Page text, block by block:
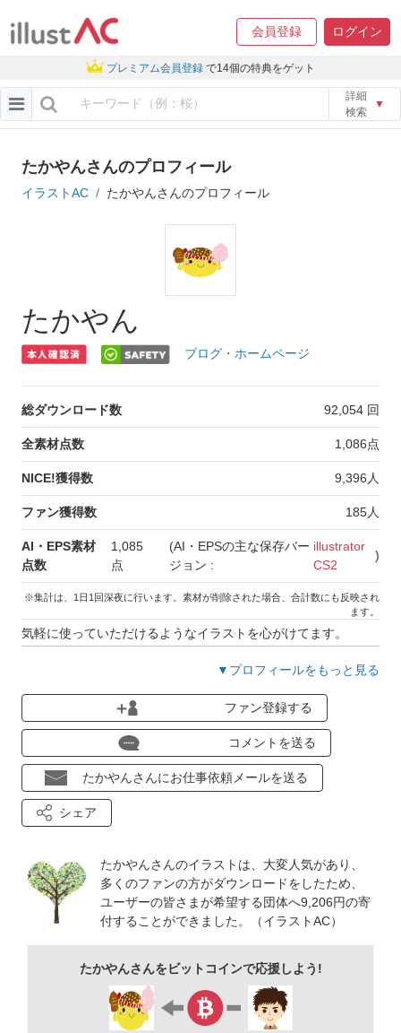
会員登録 ログイン
プレミアム会員登録 で14個の特典をゲット
詳細
検索
▼
たかやんさんのプロフィール
イラストAC たかやんさんのプロフィール
たかやん
ブログ・ホームページ
総ダウンロード数 92,054 回
全素材点数 1,086点
NICE!獲得数 9,396 人
ファン獲得数 185人
AI・EPS素材
点数
1,085
点
(AI・EPSの主な保存バー
ジョン :
illustrator
CS2
)
※集計は、1日1回深夜に行います。素材が削除された場合、合計数にも反映され
ます。
気軽に使っていただけるようなイラストを心がけてます。
▼プロフィールをもっと見る
ファン登録する
コメントを送る
たかやんさんにお仕事依頼メールを送る
シェア
たかやんさんのイラストは、大変人気があり、
多くのファンの方がダウンロードをしたため、
ユーザーの皆さまが希望する団体へ9,206円の寄
付することができました。（イラストAC）
たかやんさんをビットコインで応援しよう!